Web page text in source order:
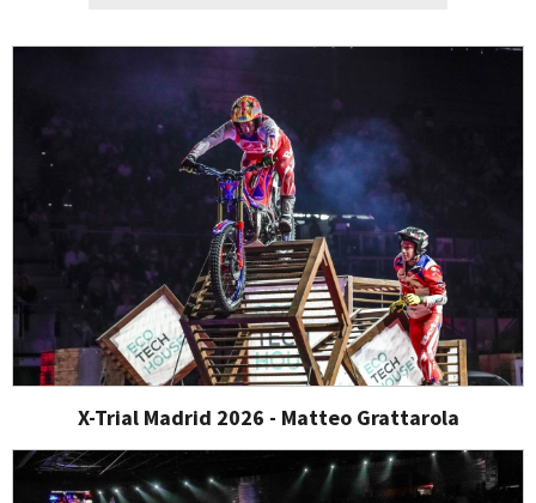
X-Trial Madrid 2026 - Matteo Grattarola